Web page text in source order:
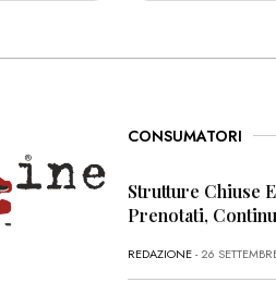
CONSUMATORI
Strutture Chiuse
Prenotati,
REDAZIONE- 26